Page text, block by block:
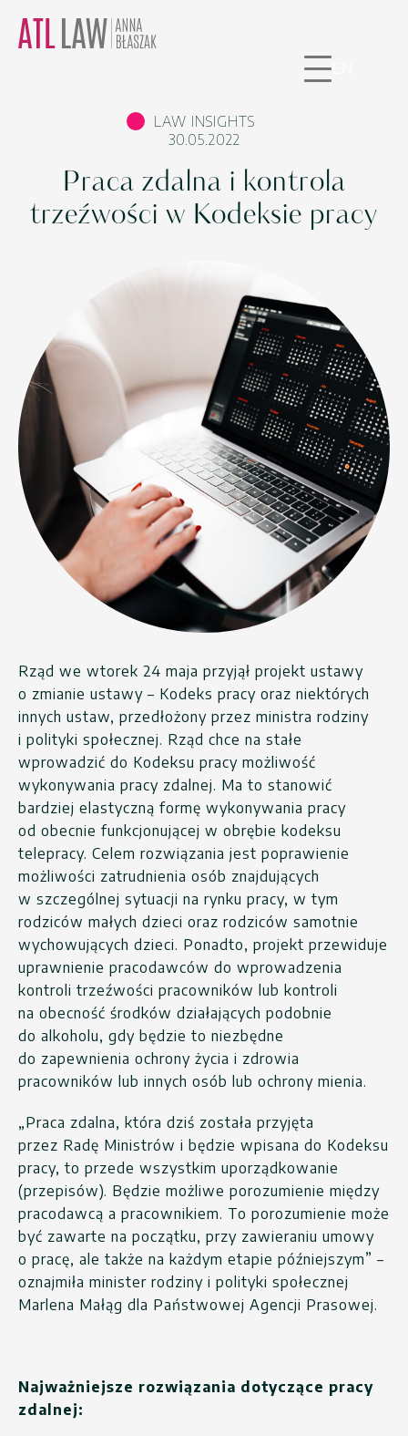
LAW INSIGHTS
30.05.2022
Praca zdalna i kontrola
trzeźwości w Kodeksie pracy
Rząd we wtorek 24 maja przyjął projekt ustawy
o zmianie ustawy – Kodeks pracy oraz niektórych
innych ustaw, przedłożony przez ministra rodziny
i polityki społecznej. Rząd chce na stałe
wprowadzić do Kodeksu pracy możliwość
wykonywania pracy zdalnej. Ma to stanowić
bardziej elastyczną formę wykonywania pracy
od obecnie funkcjonującej w obrębie kodeksu
telepracy. Celem rozwiązania jest poprawienie
możliwości zatrudnienia osób znajdujących
w szczególnej sytuacji na rynku pracy, w tym
rodziców małych dzieci oraz rodziców samotnie
wychowujących dzieci. Ponadto, projekt przewiduje
uprawnienie pracodawców do wprowadzenia
kontroli trzeźwości pracowników lub kontroli
na obecność środków działających podobnie
do alkoholu, gdy będzie to niezbędne
do zapewnienia ochrony życia i zdrowia
pracowników lub innych osób lub ochrony mienia.
„Praca zdalna, która dziś została przyjęta
przez Radę Ministrów i będzie wpisana do Kodeksu
pracy, to przede wszystkim uporządkowanie
(przepisów). Będzie możliwe porozumienie między
pracodawcą a pracownikiem. To porozumienie może
być zawarte na początku, przy zawieraniu umowy
o pracę, ale także na każdym etapie późniejszym” –
oznajmiła minister rodziny i polityki społecznej
Marlena Małąg dla Państwowej Agencji Prasowej.
Najważniejsze rozwiązania dotyczące pracy
zdalnej: